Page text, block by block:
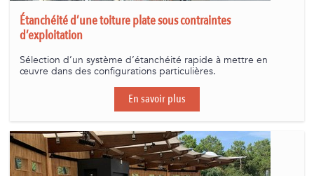
Étanchéité d’une toiture plate sous contraintes
d’exploitation
Sélection d’un système d’étanchéité rapide à mettre en
œuvre dans des configurations particulières.
En savoir plus